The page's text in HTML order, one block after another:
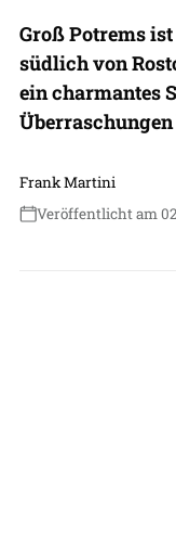
Groß Potrems
südlich von
ein charmantes
Frank Martini
Veröffentlicht am